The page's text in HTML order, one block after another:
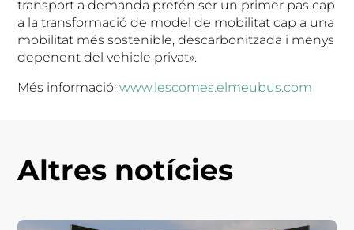
transport a demanda pretén ser un primer pas cap
a la transformació de model de mobilitat cap a una
mobilitat més sostenible, descarbonitzada i menys
depenent del vehicle privat».
Més informació:www.lescomes.elmeubus.com
Altres notícies